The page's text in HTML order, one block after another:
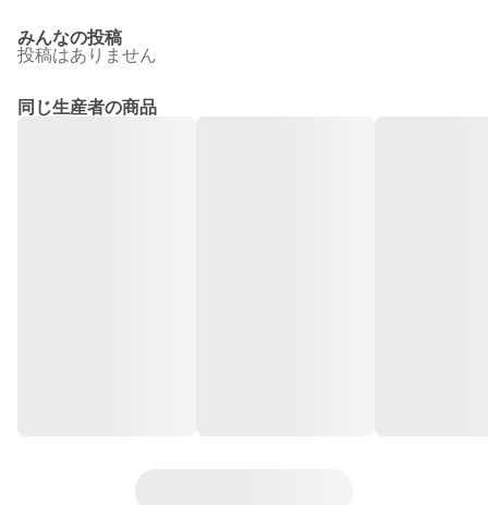
みんなの投稿
投稿はありません
同じ生産者の商品